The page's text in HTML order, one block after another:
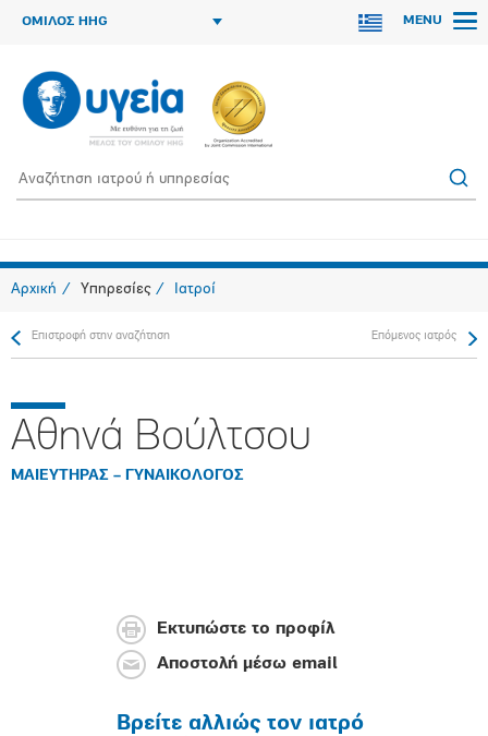
ΟΜΙΛΟΣ HHG MENU
Αρχική Υπηρεσίες Ιατροί
Επιστροφή στην αναζήτηση Επόμενος ιατρός
Αθηνά Βούλτσου
ΜΑΙΕΥΤΗΡΑΣ – ΓΥΝΑΙΚΟΛΟΓΟΣ
Εκτυπώστε το προφίλ
Αποστολή μέσω email
Βρείτε αλλιώς τον ιατρό